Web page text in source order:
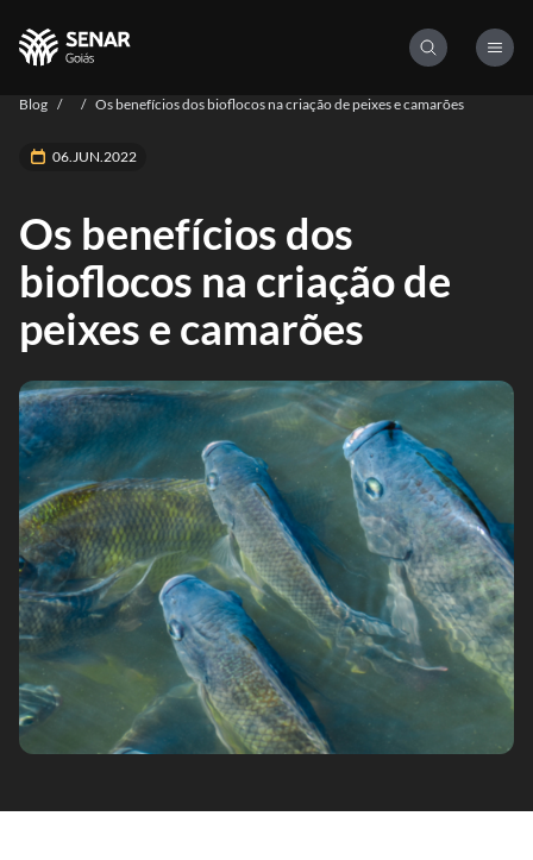
Blog / / Os benefícios dos bioflocos na criação de peixes e camarões
06.JUN.2022
Os benefícios dos
bioflocos na criação de
peixes e camarões